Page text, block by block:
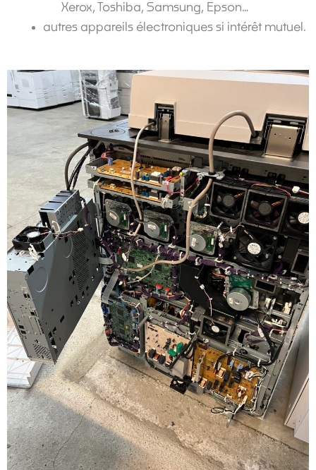
Xerox, Toshiba, Samsung, Epson…
autres appareils électroniques si intérêt mutuel.